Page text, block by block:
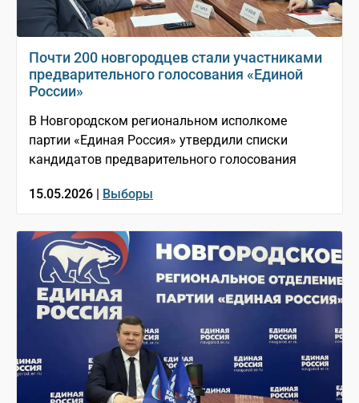
Почти 200 новгородцев стали участниками
предварительного голосования «Единой
России»
В Новгородском региональном исполкоме
партии «Единая Россия» утвердили списки
кандидатов предварительного голосования
15.05.2026 | Выборы